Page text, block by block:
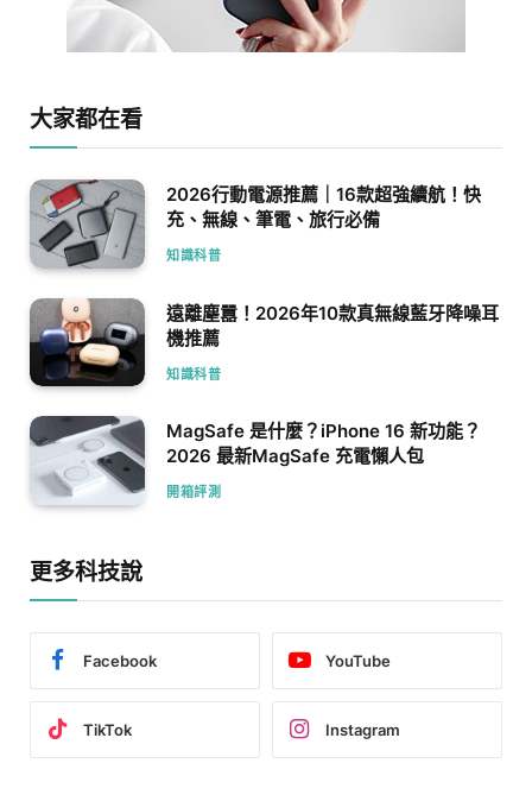
大家都在看
2026行動電源推薦｜16款超強續航！快
充、無線、筆電、旅行必備
知識科普
遠離塵囂！2026年10款真無線藍牙降噪耳
機推薦
知識科普
MagSafe 是什麼？iPhone 16 新功能？
2026 最新MagSafe 充電懶人包
開箱評測
更多科技說
Facebook YouTube
TikTok Instagram